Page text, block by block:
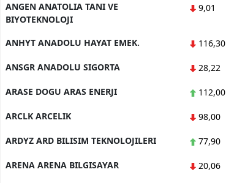
ANGEN ANATOLIA TANI VE
BIYOTEKNOLOJI
9,01
ANHYT ANADOLU HAYAT EMEK. 116,30
ANSGR ANADOLU SIGORTA 28,22
ARASE DOGU ARAS ENERJI 112,00
ARCLK ARCELIK 98,00
ARDYZ ARD BILISIM TEKNOLOJILERI 77,90
ARENA ARENA BILGISAYAR 20,06